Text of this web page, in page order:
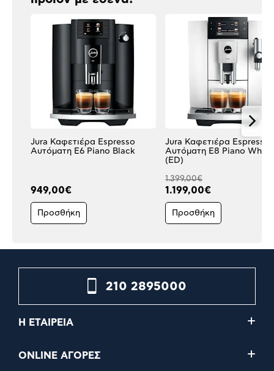
Jura Καφετιέρα Espresso
Αυτόματη E6 Piano Black
949,00€
Προσθήκη
Jura Καφετιέρα Espresso
Αυτόματη E8 Piano White
(ED)
1.399,00€
1.199,00€
Προσθήκη
210 2895000
Η ΕΤΑΙΡΕΙΑ
ONLINE ΑΓΟΡΕΣ